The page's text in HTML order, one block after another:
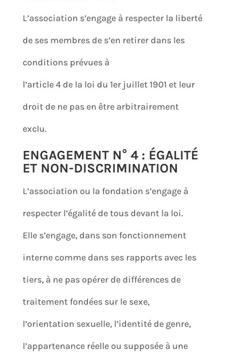
L’association s’engage à respecter la liberté
de ses membres de s’en retirer dans les
conditions prévues à
l’article 4 de la loi du 1er juillet 1901 et leur
droit de ne pas en être arbitrairement
exclu.
ENGAGEMENT N° 4 : ÉGALITÉ
ET NON-DISCRIMINATION
L’association ou la fondation s’engage à
respecter l’égalité de tous devant la loi.
Elle s’engage, dans son fonctionnement
interne comme dans ses rapports avec les
tiers, à ne pas opérer de différences de
traitement fondées sur le sexe,
l’orientation sexuelle, l’identité de genre,
l’appartenance réelle ou supposée à une